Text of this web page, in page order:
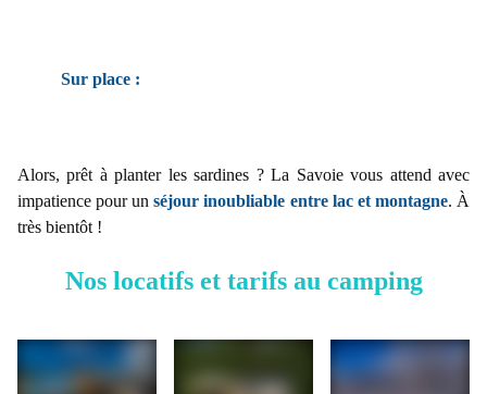
Sur place :
Alors, prêt à planter les sardines ? La Savoie vous attend avec
impatience pour unséjour inoubliable entre lac et montagne. À
très bientôt !
Nos locatifs et tarifs au camping